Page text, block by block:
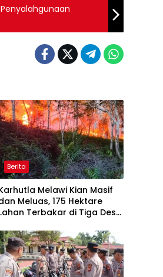
Berita
Melawi Kian Masif
Meluas, 175 Hektare
Terbakar di Tiga Desa,
Udara